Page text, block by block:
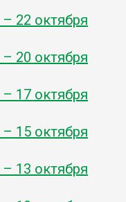
22 октября
20 октября
17 октября
15 октября
13 октября